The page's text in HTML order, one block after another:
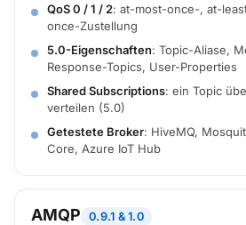
QoS 0 / 1 / 2: at-most-once-, at-
once-Zustellung
5.0-Eigenschaften: Topic-Aliase,
Response-Topics, User-Properties
Shared Subscriptions: ein Topic
verteilen (5.0)
Getestete Broker: HiveMQ,
Core, Azure IoT Hub
AMQP 0.9.1 & 1.0